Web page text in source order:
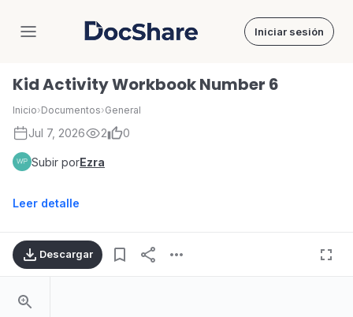
DocShare Iniciar sesión
Kid Activity Workbook Number 6
Inicio›Documentos›General
Jul 7, 2026 2 0
Subir porEzra
Leer detalle
Descargar